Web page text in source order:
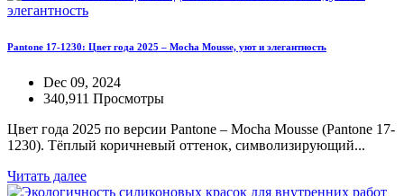
Pantone 17-1230: Цвет года 2025 – Mocha Mousse, уют и элегантность
Dec 09, 2024
340,911 Просмотры
Цвет года 2025 по версии Pantone – Mocha Mousse (Pantone 17-
1230). Тёплый коричневый оттенок, символизирующий...
Читать далее